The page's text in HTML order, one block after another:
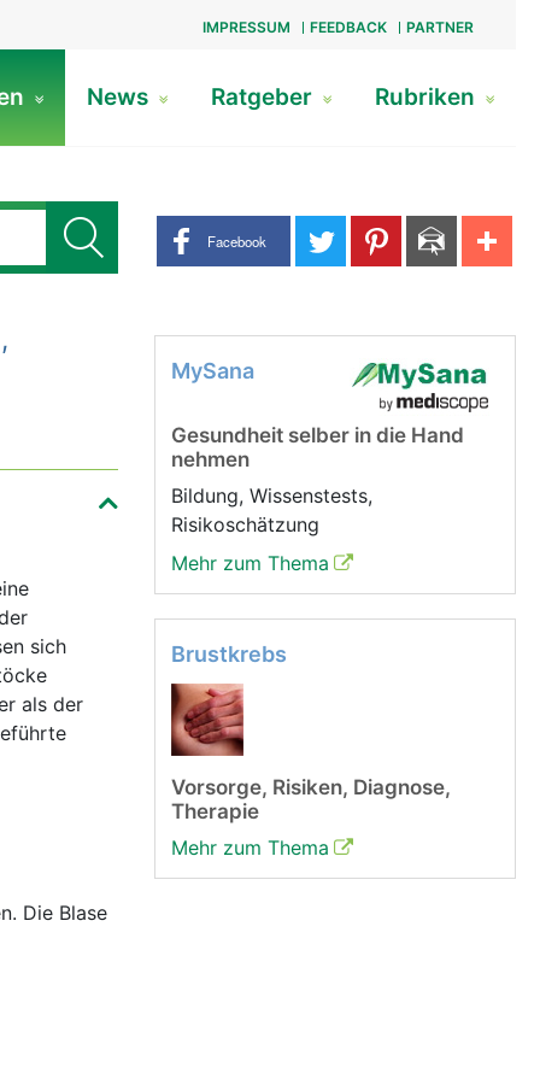
IMPRESSUM FEEDBACK PARTNER
News Ratgeber Rubriken
Share buttons
Facebook
sich
als der
Die Blase
MySana
Gesundheit selber in die Hand
nehmen
Bildung, Wissenstests,
Risikoschätzung
Mehr zum Thema
Brustkrebs
Vorsorge, Risiken, Diagnose,
Therapie
Mehr zum Thema